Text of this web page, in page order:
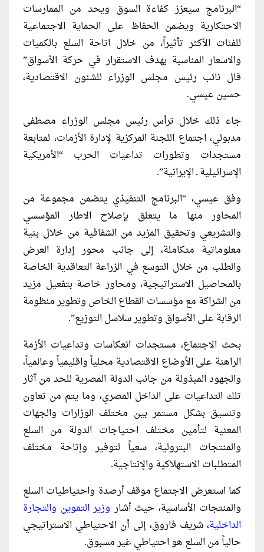
“البرنامج سيعزز كفاءة السوق ويحد من الممارسات
الاحتكارية ويضمن الحفاظ على الحماية الاجتماعية
للفئات الأكثر تأثيراً، من خلال اتاحة السلع بالكميات
والاسعار المناسبة بهدف الاستقرار في حركة الأسواق”
قال نائب رئيس مجلس الوزراء للشئون الاقتصادية،
حسين عيسي.
جاء ذلك خلال ترأس رئيس مجلس الوزراء مصطفى
مدبولي، اجتماع اللجنة المركزية لإدارة الأزمات، لمتابعة
مستجدات وتطورات تداعيات الحرب “الأمريكية
الإسرائيلية ـ الإيرانية”.
وفق عيسي، “البرنامج التنفيذي يتضمن مجموعة من
المحاور منها ما يتعلق بإصلاح الاطار المؤسسي
والتشريعي وتحقيق المزيد من الشفافية من خلال بنية
معلوماتية متكاملة، إلى جانب محور إدارة العرض
والطلب من خلال التوسع في الزراعة التعاقدية الخاصة
بالمحاصيل الاستراتيجية، ومحاور خاصة بتفعيل مزيد
من الشراكة مع مؤسسات القطاع الخاص وتطوير منظومة
الرقابة على الأسواق وتطوير سلاسل التوزيع”.
بحث الاجتماع، مستجدات انعكاسات وتداعيات الأزمة
الراهنة على الأوضاع الاقتصادية محلياً واقليمياً وعالمياً،
والجهود المبذولة من جانب الدولة المصرية للحد من آثار
تلك التداعيات على الداخل المصري، وما يتم من تعاون
وتنسيق بشكل مستمر بين مختلف الوزارات والجهات
المعنية لتأمين مختلف احتياجات الدولة من السلع
والمنتجات البترولية، سعياً لتوفير وإتاحة مختلف
المتطلبات الاستهلاكية والإنتاجية.
كما استعرض الاجتماع موقف أرصدة واحتياطيات السلع
والمنتجات الأساسية، حيث أشار وزير التموين والتجارة
الداخلية، شريف فاروق، إلى أن الاحتياطي الاستراتيجي
حالياً من السلع هو احتياطي غير مسبوق.